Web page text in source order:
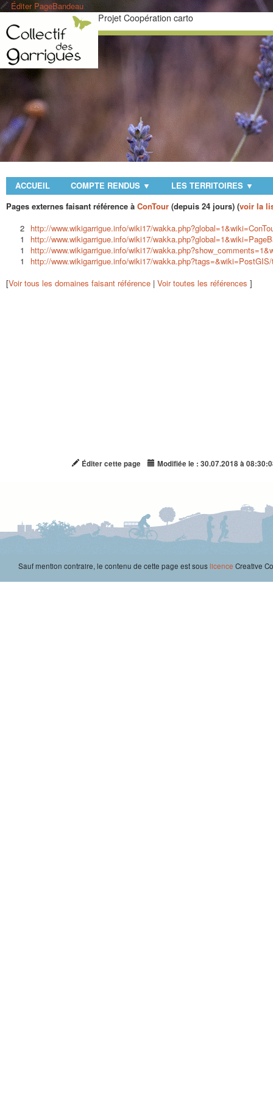
Éditer PageBandeau
Projet Coopération carto
ACCUEIL COMPTE RENDUS ▼ LES TERRITOIRES ▼
Pages externes faisant référence à ConTour (depuis 24 jours) (voir la
2 http://www.wikigarrigue.info/wiki17/
1
http://www.wikigarrigue.info/wiki17/
1
http://www.wikigarrigue.info/wiki17/
1
http://www.wikigarrigue.info/wiki17/
[Voir tous les domaines faisant référence | Voir toutes les références ]
Éditer cette page Modifiée le : 30.07.2018 à
Sauf mention contraire, le contenu de cette page est souslicence Creative